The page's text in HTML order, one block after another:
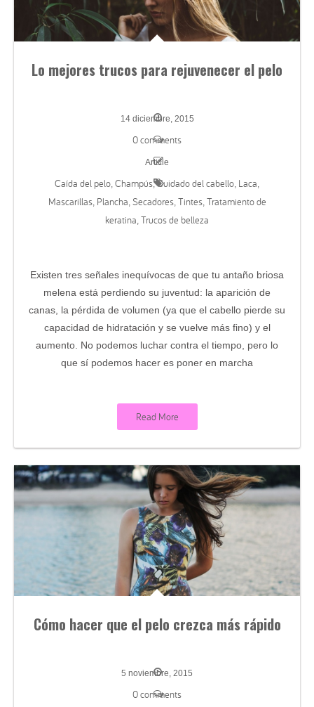
Lo mejores trucos para rejuvenecer el pelo
14 diciembre, 2015
0 comments
Article
Caída del pelo, Champús,Cuidado del cabello, Laca,
Mascarillas, Plancha, Secadores, Tintes, Tratamiento de
keratina, Trucos de belleza
Existen tres señales inequívocas de que tu antaño briosa
melena está perdiendo su juventud: la aparición de
canas, la pérdida de volumen (ya que el cabello pierde su
capacidad de hidratación y se vuelve más fino) y el
aumento. No podemos luchar contra el tiempo, pero lo
que sí podemos hacer es poner en marcha
Read More
Cómo hacer que el pelo crezca más rápido
5 noviembre, 2015
0 comments